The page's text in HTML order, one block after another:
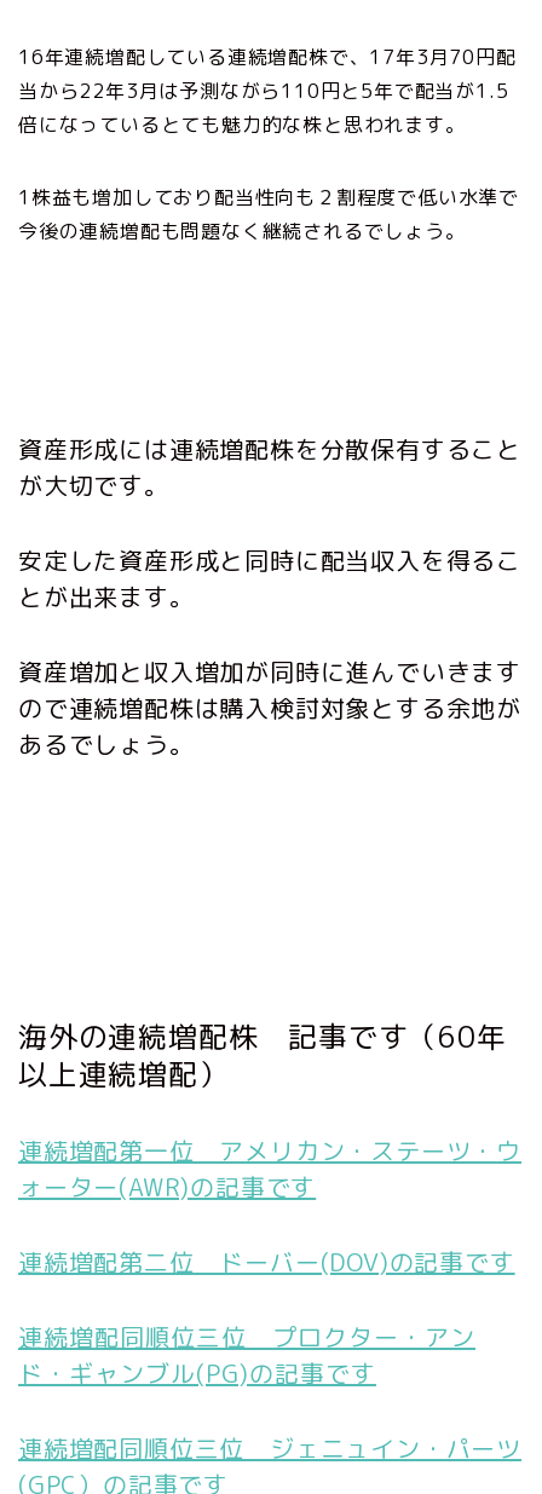
16年連続増配している連続増配株で、17年3月70円配
当から22年3月は予測ながら110円と5年で配当が1.5
倍になっているとても魅力的な株と思われます。
1株益も増加しており配当性向も２割程度で低い水準で
今後の連続増配も問題なく継続されるでしょう。
資産形成には連続増配株を分散保有すること
が大切です。
安定した資産形成と同時に配当収入を得るこ
とが出来ます。
資産増加と収入増加が同時に進んでいきます
ので連続増配株は購入検討対象とする余地が
あるでしょう。
海外の連続増配株 記事です（60年
以上連続増配）
連続増配第一位 アメリカン・ステーツ・ウ
ォーター(AWR)の記事です
連続増配第二位 ドーバー(DOV)の記事です
連続増配同順位三位 プロクター・アン
ド・ギャンブル(PG)の記事です
連続増配同順位三位 ジェニュイン・パーツ
(GPC）の記事です